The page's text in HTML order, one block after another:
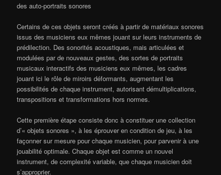
des auto-portraits sonores
Certains de ces objets seront créés à partir de matériaux sonores
issus des musiciens eux mêmes jouant sur leurs instruments de
prédilection. Des sonorités acoustiques, mais articulées et
modulées par de nouveaux gestes, des sortes de portraits
musicaux interactifs des musiciens eux mêmes, les cadres
jouant ici le rôle de miroirs déformants, augmentant les
possibilités de chaque instrument, autorisant démultiplications,
transpositions et transformations hors normes.
Cette première étape consiste donc à constituer une collection
d’« objets sonores », à les éprouver en condition de jeu, à les
façonner sur mesure pour chaque musicien, pour parvenir à une
jouabilité optimale. Chaque objet est comme un nouvel
instrument, de complexité variable, que chaque musicien doit
s’approprier.